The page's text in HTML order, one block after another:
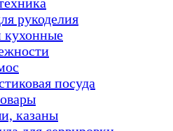
рукоделия
кухонные
посуда
казаны